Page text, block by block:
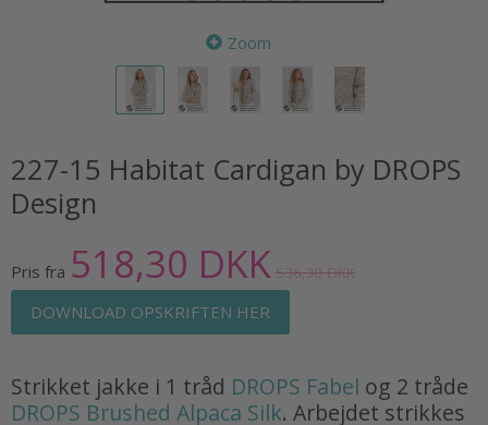
Zoom
227-15 Habitat Cardigan by DROPS
Design
Pris fra 518,30 DKK 536,30 DKK
DOWNLOAD OPSKRIFTEN HER
Strikket jakke i 1 tråd DROPS Fabel og 2 tråde
DROPS Brushed Alpaca Silk. Arbejdet strikkes